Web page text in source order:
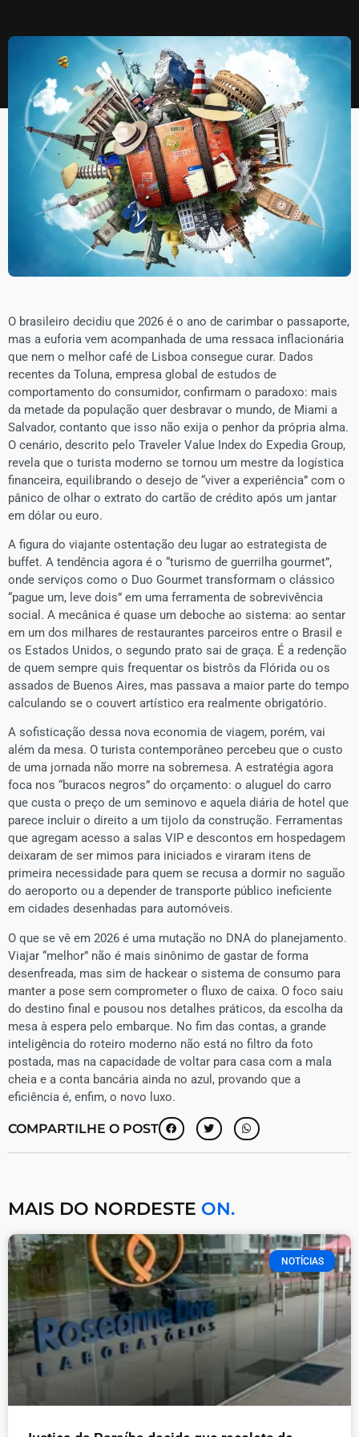
​O brasileiro decidiu que 2026 é o ano de carimbar o passaporte,
mas a euforia vem acompanhada de uma ressaca inflacionária
que nem o melhor café de Lisboa consegue curar. Dados
recentes da Toluna, empresa global de estudos de
comportamento do consumidor, confirmam o paradoxo: mais
da metade da população quer desbravar o mundo, de Miami a
Salvador, contanto que isso não exija o penhor da própria alma.
O cenário, descrito pelo Traveler Value Index do Expedia Group,
revela que o turista moderno se tornou um mestre da logística
financeira, equilibrando o desejo de “viver a experiência” com o
pânico de olhar o extrato do cartão de crédito após um jantar
em dólar ou euro.
​A figura do viajante ostentação deu lugar ao estrategista de
buffet. A tendência agora é o “turismo de guerrilha gourmet”,
onde serviços como o Duo Gourmet transformam o clássico
“pague um, leve dois” em uma ferramenta de sobrevivência
social. A mecânica é quase um deboche ao sistema: ao sentar
em um dos milhares de restaurantes parceiros entre o Brasil e
os Estados Unidos, o segundo prato sai de graça. É a redenção
de quem sempre quis frequentar os bistrôs da Flórida ou os
assados de Buenos Aires, mas passava a maior parte do tempo
calculando se o couvert artístico era realmente obrigatório.
​A sofisticação dessa nova economia de viagem, porém, vai
além da mesa. O turista contemporâneo percebeu que o custo
de uma jornada não morre na sobremesa. A estratégia agora
foca nos “buracos negros” do orçamento: o aluguel do carro
que custa o preço de um seminovo e aquela diária de hotel que
parece incluir o direito a um tijolo da construção. Ferramentas
que agregam acesso a salas VIP e descontos em hospedagem
deixaram de ser mimos para iniciados e viraram itens de
primeira necessidade para quem se recusa a dormir no saguão
do aeroporto ou a depender de transporte público ineficiente
em cidades desenhadas para automóveis.
​O que se vê em 2026 é uma mutação no DNA do planejamento.
Viajar “melhor” não é mais sinônimo de gastar de forma
desenfreada, mas sim de hackear o sistema de consumo para
manter a pose sem comprometer o fluxo de caixa. O foco saiu
do destino final e pousou nos detalhes práticos, da escolha da
mesa à espera pelo embarque. No fim das contas, a grande
inteligência do roteiro moderno não está no filtro da foto
postada, mas na capacidade de voltar para casa com a mala
cheia e a conta bancária ainda no azul, provando que a
eficiência é, enfim, o novo luxo.
COMPARTILHE O POST
MAIS DO NORDESTE ON.
NOTÍCIAS